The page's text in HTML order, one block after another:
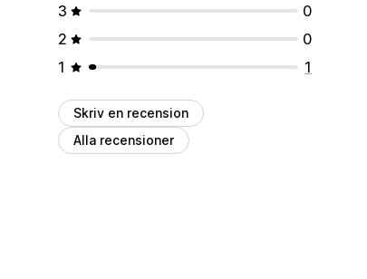
3
0
2
0
1
1
Skriv en recension
Alla recensioner